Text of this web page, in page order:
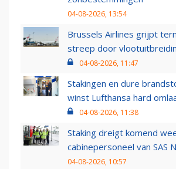
04-08-2026, 13:54
Brussels Airlines grijpt
streep door
04-08-2026, 11:47
Stakingen en dure
winst Lufthansa hard
04-08-2026, 11:38
Staking dreigt komend
cabinepersoneel van SAS
04-08-2026, 10:57